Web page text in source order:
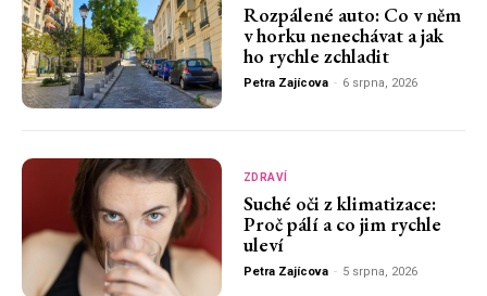
Rozpálené auto: Co v něm
v horku nenechávat a jak
ho rychle zchladit
Petra Zajícova - 6 srpna, 2026
ZDRAVÍ
Suché oči z klimatizace:
Proč pálí a co jim rychle
uleví
Petra Zajícova - 5 srpna, 2026